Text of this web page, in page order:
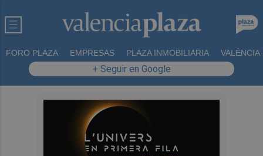
FORO PLAZA EMPRESAS PLAZA INMOBILIARIA VALÈNCIA
+ Seguir en Google